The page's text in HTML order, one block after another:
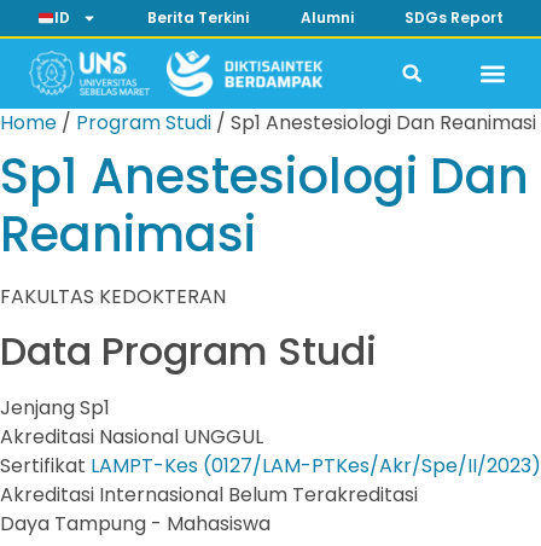
ID Berita Terkini Alumni SDGs Report
Home / Program Studi / Sp1 Anestesiologi Dan Reanimasi
Sp1 Anestesiologi Dan
Reanimasi
FAKULTAS KEDOKTERAN
Data Program Studi
JenjangSp1
Akreditasi Nasional UNGGUL
Sertifikat LAMPT-Kes (0127/LAM-PTKes/Akr/Spe/II/2023)
Akreditasi Internasional Belum Terakreditasi
Daya Tampung - Mahasiswa